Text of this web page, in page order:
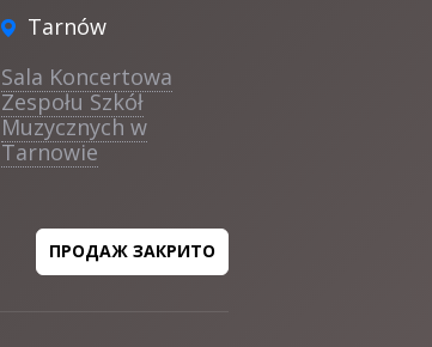
Tarnów
Sala Koncertowa
Zespołu Szkół
Muzycznych w
Tarnowie
ПРОДАЖ ЗАКРИТО